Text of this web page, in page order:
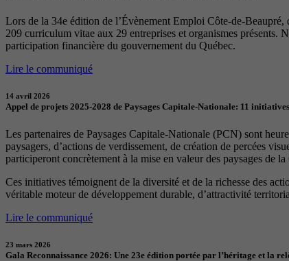
Lors de la 34e édition de l’Évènement Emploi Côte-de-
209 curriculum vitae aux 29 entreprises et organismes présents.
participation financière du gouvernement du Québec.
Lire le communiqué
14 avril 2026
Appel de projets 2025-2028 de Paysages Capitale-Nationale: 11
Les partenaires de Paysages Capitale-Nationale (PCN) sont
paysagers, d’actions de verdissement, de création de percées
participeront concrètement à la mise en valeur des paysages de
Ces initiatives témoignent de la diversité et de la richesse des
véritable moteur de développement durable, d’attractivité
Lire le communiqué
23 mars 2026
Gala Reconnaissance 2026: Une 23e édition portée par l’héritage et la